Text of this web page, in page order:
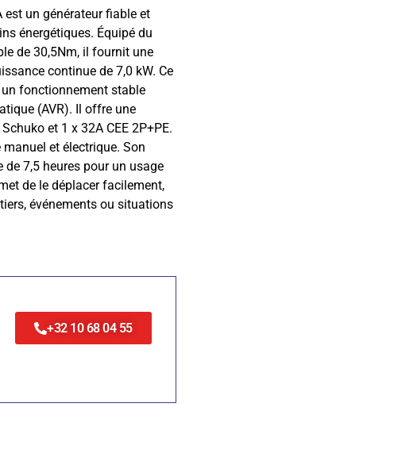
est un générateur fiable et
énergétiques. Équipé du
de 30,5Nm, il fournit une
continue de 7,0 kW. Ce
fonctionnement stable
(AVR). Il offre une
et 1 x 32A CEE 2P+PE.
et électrique. Son
7,5 heures pour un usage
de le déplacer facilement,
événements ou situations
+32 10 68 04 55